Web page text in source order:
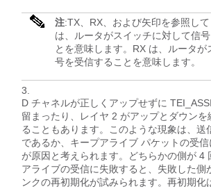
注:TX、RX、および矢印を参照し
は、ルータがスイッチに対して信
とを意味します。RX は、ルータが
号を受信することを意味します。
D チャネルが正しくアップせずに
留まったり、レイヤ 2 がアップとダウンを
ることもあります。このような現象は、送
であるか、キープアライブ パケットの受信
が原因と考えられます。どちらかの側が 4
アライブの受信に失敗すると、失敗した側
ンクの再初期化が試みられます。再初期化